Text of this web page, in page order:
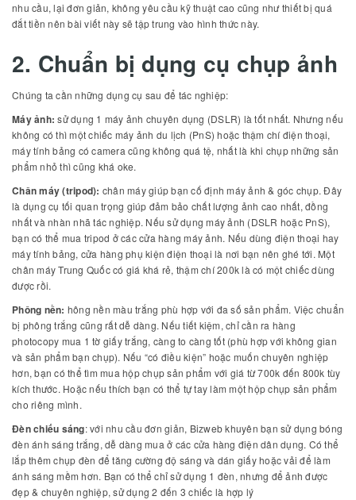
nhu cầu, lại đơn giản, không yêu cầu kỹ thuật cao cũng như thiết bị quá
đắt tiền nên bài viết này sẽ tập trung vào hình thức này.
2. Chuẩn bị dụng cụ chụp ảnh
Chúng ta cần những dụng cụ sau để tác nghiệp:
Máy ảnh: sử dụng 1 máy ảnh chuyên dụng (DSLR) là tốt nhất. Nhưng nếu
không có thì một chiếc máy ảnh du lịch (PnS) hoặc thậm chí điện thoại,
máy tính bảng có camera cũng không quá tệ, nhất là khi chụp những sản
phẩm nhỏ thì cũng khá oke.
Chân máy (tripod): chân máy giúp bạn cố định máy ảnh & góc chụp. Đây
là dụng cụ tối quan trọng giúp đảm bảo chất lượng ảnh cao nhất, đồng
nhất và nhàn nhã tác nghiệp. Nếu sử dụng máy ảnh (DSLR hoặc PnS),
bạn có thể mua tripod ở các cửa hàng máy ảnh. Nếu dùng điện thoại hay
máy tính bảng, cửa hàng phụ kiện điện thoại là nơi bạn nên ghé tới. Một
chân máy Trung Quốc có giá khá rẻ, thậm chí 200k là có một chiếc dùng
được rồi.
Phông nền: hông nền màu trắng phù hợp với đa số sản phẩm. Việc chuẩn
bị phông trắng cũng rất dễ dàng. Nếu tiết kiệm, chỉ cần ra hàng
photocopy mua 1 tờ giấy trắng, càng to càng tốt (phù hợp với không gian
và sản phẩm bạn chụp). Nếu “có điều kiện” hoặc muốn chuyên nghiệp
hơn, bạn có thể tìm mua hộp chụp sản phẩm với giá từ 700k đến 800k tùy
kích thước. Hoặc nếu thích bạn có thể tự tay làm một hộp chụp sản phẩm
cho riêng mình.
Đèn chiếu sáng: với nhu cầu đơn giản, Bizweb khuyên bạn sử dụng bóng
đèn ánh sáng trắng, dễ dàng mua ở các cửa hàng điện dân dụng. Có thể
lắp thêm chụp đèn để tăng cường độ sáng và dán giấy hoặc vải để làm
ánh sáng mềm hơn. Bạn có thể chỉ sử dụng 1 đèn, nhưng để ảnh được
đẹp & chuyên nghiệp, sử dụng 2 đến 3 chiếc là hợp lý